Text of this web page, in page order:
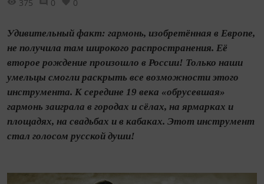
375 0 0
Удивительный факт: гармонь, изобретённая в Европе,
не получила там широкого распространения. Её
второе рождение произошло в России! Только наши
умельцы смогли раскрыть все возможности этого
инструмента. К середине 19 века «обрусевшая»
гармонь заиграла в городах и сёлах, на ярмарках и
площадях, на свадьбах и в кабаках. Этот инструмент
стал голосом русской души!